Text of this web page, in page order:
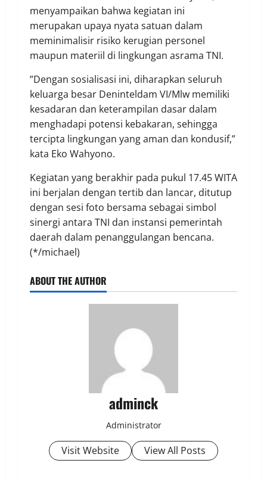
menyampaikan bahwa kegiatan ini
merupakan upaya nyata satuan dalam
meminimalisir risiko kerugian personel
maupun materiil di lingkungan asrama TNI.
​”Dengan sosialisasi ini, diharapkan seluruh
keluarga besar Deninteldam VI/Mlw memiliki
kesadaran dan keterampilan dasar dalam
menghadapi potensi kebakaran, sehingga
tercipta lingkungan yang aman dan kondusif,”
kata Eko Wahyono.
​Kegiatan yang berakhir pada pukul 17.45 WITA
ini berjalan dengan tertib dan lancar, ditutup
dengan sesi foto bersama sebagai simbol
sinergi antara TNI dan instansi pemerintah
daerah dalam penanggulangan bencana.
(*/michael)
ABOUT THE AUTHOR
adminck
Administrator
Visit Website View All Posts